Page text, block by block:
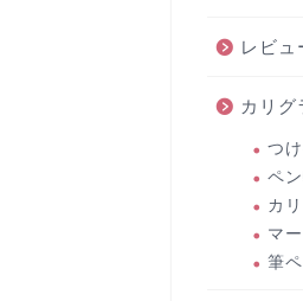
レビュ
カリグ
つ
ペ
カ
マ
筆